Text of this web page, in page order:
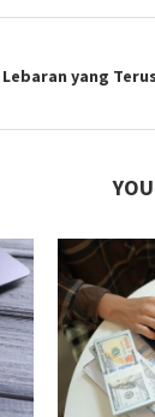
yang Terus